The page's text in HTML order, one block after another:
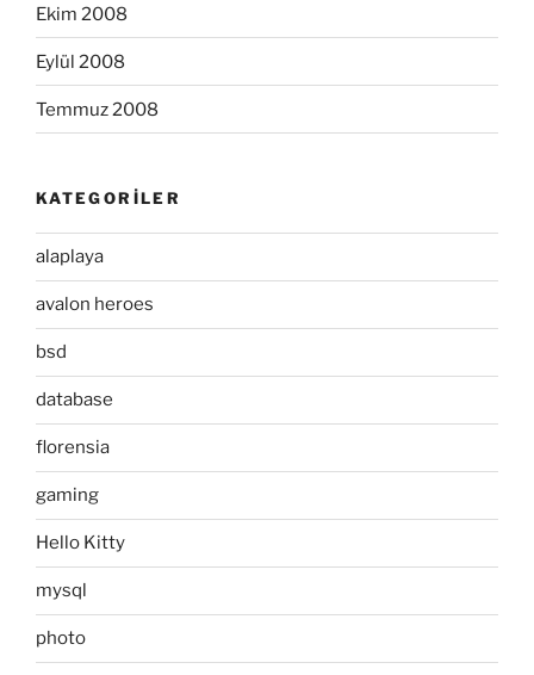
Ekim 2008
Eylül 2008
Temmuz 2008
KATEGORILER
alaplaya
avalon heroes
bsd
database
florensia
gaming
Hello Kitty
mysql
photo